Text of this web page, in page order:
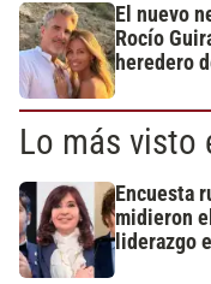
El nuevo
Rocío
heredero
Lo más visto
Encuesta
midieron
liderazgo